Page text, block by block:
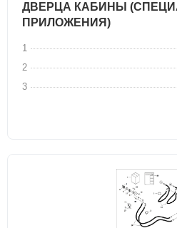
ДВЕРЦА КАБИНЫ
ПРИЛОЖЕНИЯ)
1
2
3